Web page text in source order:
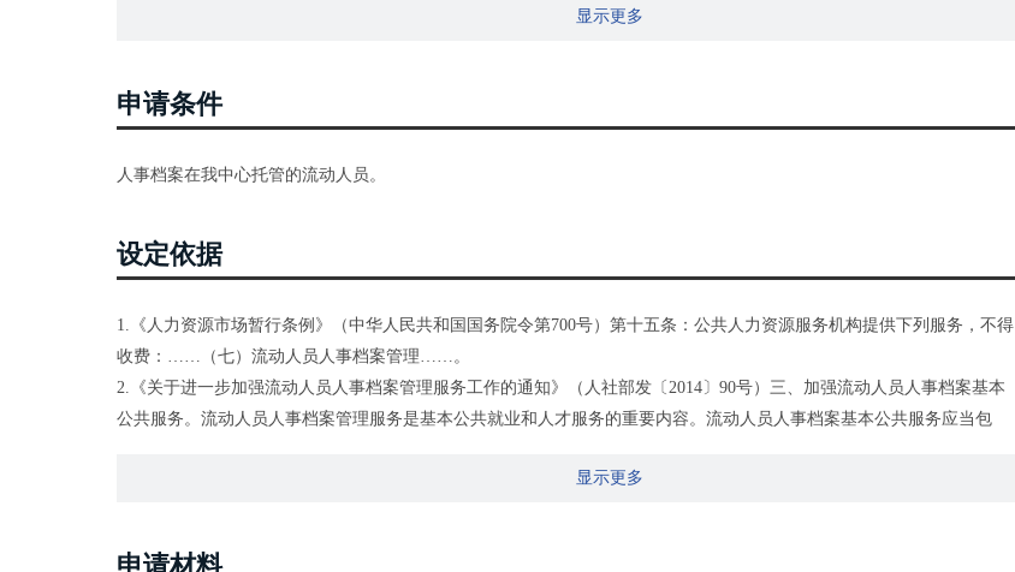
显示更多
申请条件
人事档案在我中心托管的流动人员。
设定依据
1.《人力资源市场暂行条例》（中华人民共和国国务院令第700号）第十五条：公共人力资源服务机构提供下列服务，不得
收费：……（七）流动人员人事档案管理……。
2.《关于进一步加强流动人员人事档案管理服务工作的通知》（人社部发〔2014〕90号）三、加强流动人员人事档案基本
公共服务。流动人员人事档案管理服务是基本公共就业和人才服务的重要内容。流动人员人事档案基本公共服务应当包
显示更多
申请材料